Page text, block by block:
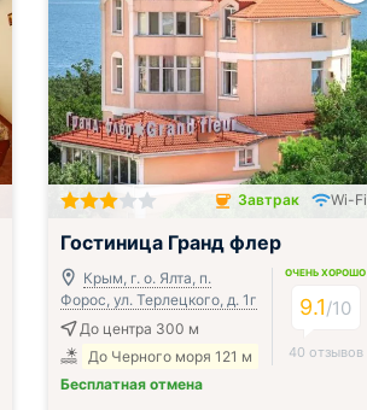
Завтрак включён
Завтрак Wi-Fi
Гостиница Гранд флер
Крым, г. о. Ялта, п.
Форос, ул. Терлецкого, д. 1г
До центра 300 м
До Черного моря 121 м
Бесплатная отмена
ОЧЕНЬ ХОРОШО
9.1/10
40 отзывов